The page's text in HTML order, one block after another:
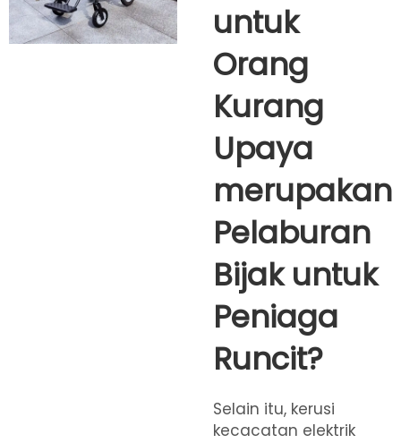
untuk
Orang
Kurang
Upaya
merupakan
Pelaburan
Bijak untuk
Peniaga
Runcit?
Selain itu, kerusi
kecacatan elektrik